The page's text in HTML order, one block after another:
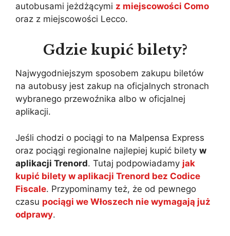
autobusami jeżdżącymi z miejscowości Como
oraz z miejscowości Lecco.
Gdzie kupić bilety?
Najwygodniejszym sposobem zakupu biletów
na autobusy jest zakup na oficjalnych stronach
wybranego przewoźnika albo w oficjalnej
aplikacji.
Jeśli chodzi o pociągi to na Malpensa Express
oraz pociągi regionalne najlepiej kupić bilety w
aplikacji Trenord. Tutaj podpowiadamy jak
kupić bilety w aplikacji Trenord bez Codice
Fiscale. Przypominamy też, że od pewnego
czasu pociągi we Włoszech nie wymagają już
odprawy.